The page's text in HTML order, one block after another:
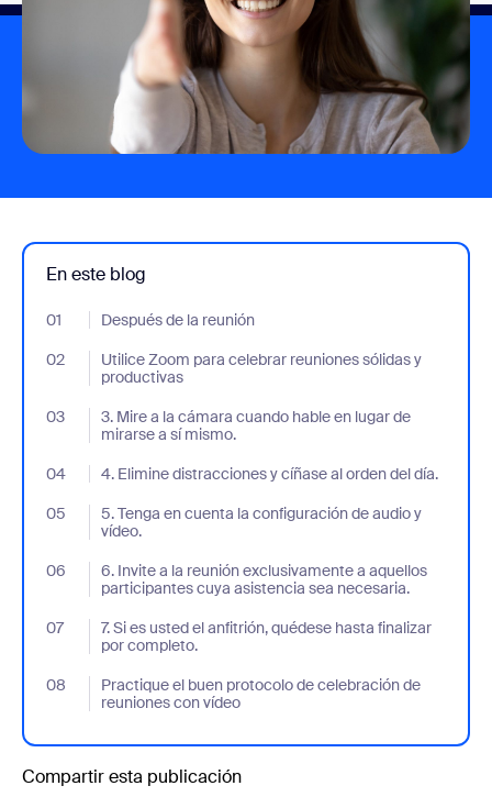
En este blog
01 Después de la reunión
- Jumplink to Después de la reunión
02
Utilice Zoom para celebrar reuniones sólidas y
productivas
- Jumplink to Utilice Zoom para celebrar reuniones sólidas y
03
3. Mire a la cámara cuando hable en lugar de
mirarse a sí mismo.
- Jumplink to 3. Mire a la cámara cuando hable en lugar de
04 4. Elimine distracciones y cíñase al orden del día.
- Jumplink to 4. Elimine distracciones y cíñase al orden del día.
05
5. Tenga en cuenta la configuración de audio y
vídeo.
- Jumplink to 5. Tenga en cuenta la configuración de audio y
06
6. Invite a la reunión exclusivamente a aquellos
participantes cuya asistencia sea necesaria.
- Jumplink to 6. Invite a la reunión exclusivamente a aquellos
07
7. Si es usted el anfitrión, quédese hasta finalizar
por completo.
- Jumplink to 7. Si es usted el anfitrión, quédese hasta finalizar
08
Practique el buen protocolo de celebración de
reuniones con vídeo
- Jumplink to Practique el buen protocolo de celebración de
Compartir esta publicación